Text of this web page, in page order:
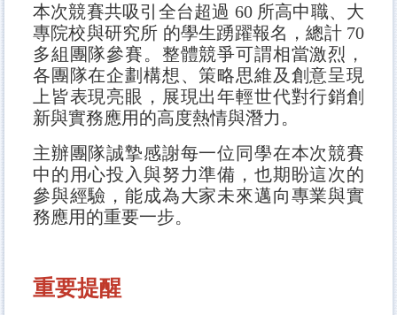
本次競賽共吸引全台超過 60 所高中職、大
專院校與研究所 的學生踴躍報名，總計 70
多組團隊參賽。整體競爭可謂相當激烈，
各團隊在企劃構想、策略思維及創意呈現
上皆表現亮眼，展現出年輕世代對行銷創
新與實務應用的高度熱情與潛力。
主辦團隊誠摯感謝每一位同學在本次競賽
中的用心投入與努力準備，也期盼這次的
參與經驗，能成為大家未來邁向專業與實
務應用的重要一步。
重要提醒